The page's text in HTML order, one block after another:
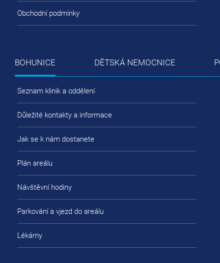
Obchodní podmínky
BOHUNICE DĚTSKÁ NEMOCNICE
Seznam klinik a oddělení
Důležité kontakty a informace
Jak se k nám dostanete
Plán areálu
Návštěvní hodiny
Parkování a vjezd do areálu
Lékárny